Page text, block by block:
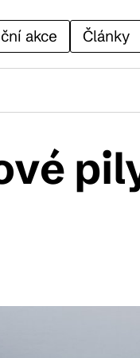
akce Články